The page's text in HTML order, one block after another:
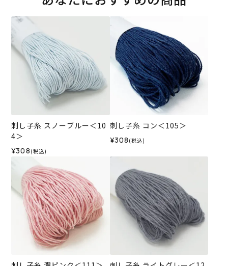
刺し子糸 スノーブルー＜10
4＞
¥308 (税込)
刺し子糸 コン＜105＞
¥308 (税込)